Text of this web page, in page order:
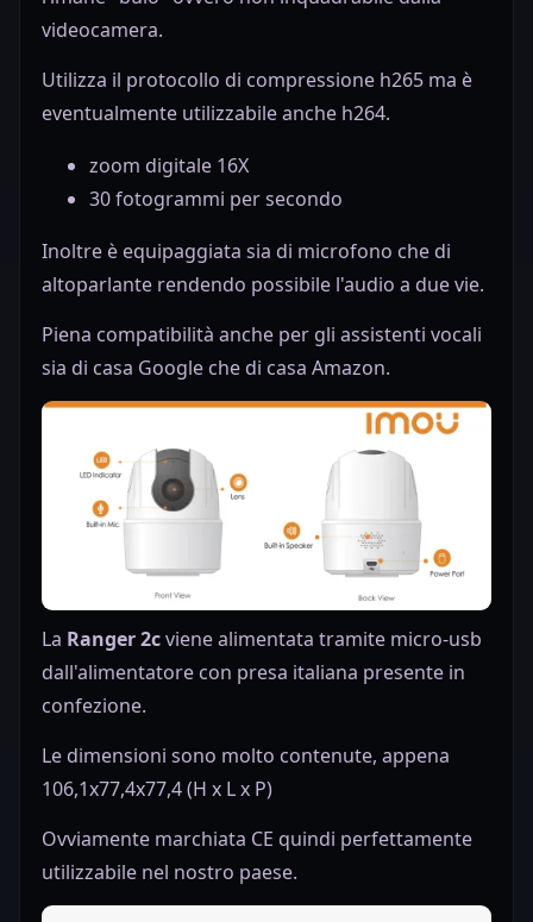
videocamera.
Utilizza il protocollo di compressione h265 ma è
eventualmente utilizzabile anche h264.
zoom digitale 16X
30 fotogrammi per secondo
Inoltre è equipaggiata sia di microfono che di
altoparlante rendendo possibile l'audio a due vie.
Piena compatibilità anche per gli assistenti vocali
sia di casa Google che di casa Amazon.
La Ranger 2cviene alimentata tramite micro-usb
dall'alimentatore con presa italiana presente in
confezione.
Le dimensioni sono molto contenute, appena
106,1x77,4x77,4 (H x L x P)
Ovviamente marchiata CE quindi perfettamente
utilizzabile nel nostro paese.